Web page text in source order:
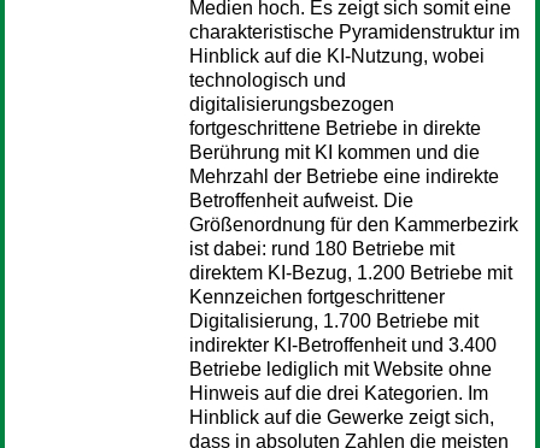
Medien hoch. Es zeigt sich somit eine
charakteristische Pyramidenstruktur im
Hinblick auf die KI-Nutzung, wobei
technologisch und
digitalisierungsbezogen
fortgeschrittene Betriebe in direkte
Berührung mit KI kommen und die
Mehrzahl der Betriebe eine indirekte
Betroffenheit aufweist. Die
Größenordnung für den Kammerbezirk
ist dabei: rund 180 Betriebe mit
direktem KI-Bezug, 1.200 Betriebe mit
Kennzeichen fortgeschrittener
Digitalisierung, 1.700 Betriebe mit
indirekter KI-Betroffenheit und 3.400
Betriebe lediglich mit Website ohne
Hinweis auf die drei Kategorien. Im
Hinblick auf die Gewerke zeigt sich,
dass in absoluten Zahlen die meisten